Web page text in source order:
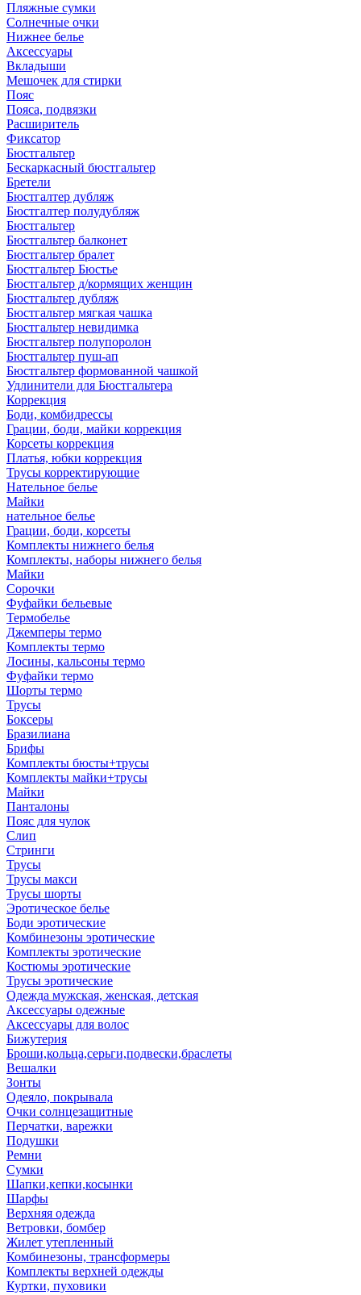
Пляжные сумки
Солнечные очки
Нижнее белье
Аксессуары
Вкладыши
Мешочек для стирки
Пояс
Пояса, подвязки
Расширитель
Фиксатор
Бюстгальтер
Бескаркасный бюстгальтер
Бретели
Бюстгалтер дубляж
Бюстгалтер полудубляж
Бюстгальтер
Бюстгальтер балконет
Бюстгальтер бралет
Бюстгальтер Бюстье
Бюстгальтер д/кормящих женщин
Бюстгальтер дубляж
Бюстгальтер мягкая чашка
Бюстгальтер невидимка
Бюстгальтер полупоролон
Бюстгальтер пуш-ап
Бюстгальтер формованной чашкой
Удлинители для Бюстгальтера
Коррекция
Боди, комбидрессы
Грации, боди, майки коррекция
Корсеты коррекция
Платья, юбки коррекция
Трусы корректирующие
Нательное белье
Майки
нательное белье
Грации, боди, корсеты
Комплекты нижнего белья
Комплекты, наборы нижнего белья
Майки
Сорочки
Фуфайки бельевые
Термобелье
Джемперы термо
Комплекты термо
Лосины, кальсоны термо
Фуфайки термо
Шорты термо
Трусы
Боксеры
Бразилиана
Брифы
Комплекты бюсты+трусы
Комплекты майки+трусы
Майки
Панталоны
Пояс для чулок
Слип
Стринги
Трусы
Трусы макси
Трусы шорты
Эротическое белье
Боди эротические
Комбинезоны эротические
Комплекты эротические
Костюмы эротические
Трусы эротические
Одежда мужская, женская, детская
Аксессуары одежные
Аксессуары для волос
Бижутерия
Броши,кольца,серьги,подвески,браслеты
Вешалки
Зонты
Одеяло, покрывала
Очки солнцезащитные
Перчатки, варежки
Подушки
Ремни
Сумки
Шапки,кепки,косынки
Шарфы
Верхняя одежда
Ветровки, бомбер
Жилет утепленный
Комбинезоны, трансформеры
Комплекты верхней одежды
Куртки, пуховики